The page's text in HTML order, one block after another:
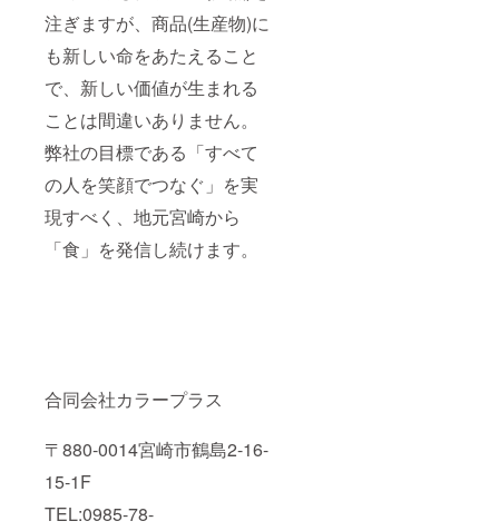
注ぎますが、商品(生産物)に
も新しい命をあたえること
で、新しい価値が生まれる
ことは間違いありません。
弊社の目標である「すべて
の人を笑顔でつなぐ」を実
現すべく、地元宮崎から
「食」を発信し続けます。
合同会社カラープラス
〒880-0014宮崎市鶴島2-16-
15-1F
TEL:0985-78-